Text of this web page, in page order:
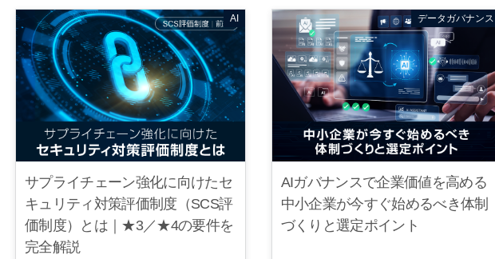
AI
サプライチェーン強化に向けたセ
キュリティ対策評価制度（SCS評
価制度）とは｜★3／★4の要件を
完全解説
データガバナンス
AIガバナンスで企業価値を高める
中小企業が今すぐ始めるべき体制
づくりと選定ポイント